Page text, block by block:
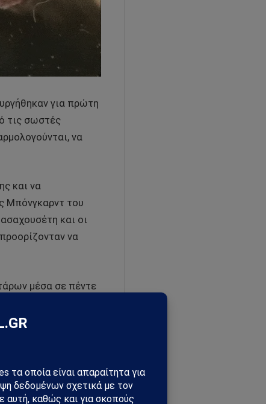
για πρώτη
τις σωστές
να
και να
Μπόνγκαρντ του
και οι
να
μέσα σε πέντε
καλύπτεται από
στα